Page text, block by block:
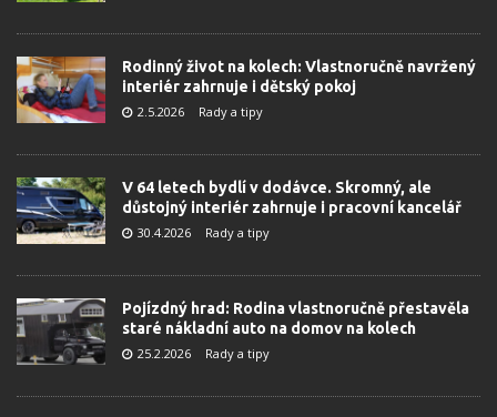
Rodinný život na kolech: Vlastnoručně navržený
interiér zahrnuje i dětský pokoj
2.5.2026 Rady a tipy
V 64 letech bydlí v dodávce. Skromný, ale
důstojný interiér zahrnuje i pracovní kancelář
30.4.2026 Rady a tipy
Pojízdný hrad: Rodina vlastnoručně přestavěla
staré nákladní auto na domov na kolech
25.2.2026 Rady a tipy